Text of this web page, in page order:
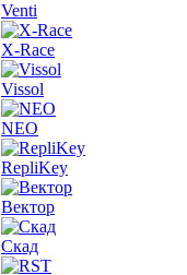
Venti
X-Race
Vissol
NEO
RepliKey
Вектор
Скад